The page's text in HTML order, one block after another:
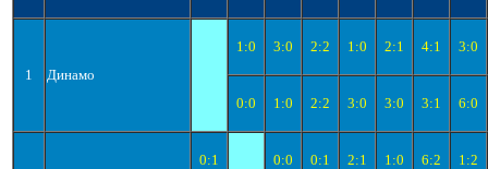
1 Динамо
1:0 3:0 2:2 1:0 2:1 4:1 3:0
0:0 1:0 2:2 3:0 3:0 3:1 6:0
0:1 0:0 0:1 2:1 1:0 6:2 1:2